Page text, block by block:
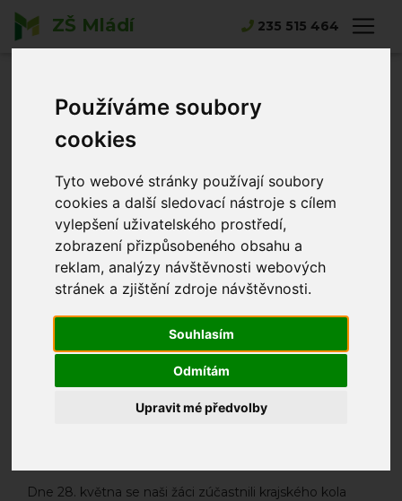
Používáme soubory
cookies
Tyto webové stránky používají soubory
cookies a další sledovací nástroje s cílem
vylepšení uživatelského prostředí,
zobrazení přizpůsobeného obsahu a
reklam, analýzy návštěvnosti webových
stránek a zjištění zdroje návštěvnosti.
Souhlasím
Odmítám
Upravit mé předvolby
ZŠ Mládí 235 515 464
Hlavní strana
Novinky
Krajské kolo
Poháru rozhlasu
2026
Alena Merhautová 08.06.2026
Dne 28. května se naši žáci zúčastnili krajského kola